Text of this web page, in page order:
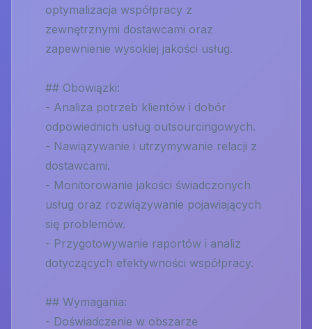
optymalizacja współpracy z
zewnętrznymi dostawcami oraz
zapewnienie wysokiej jakości usług.
## Obowiązki:
- Analiza potrzeb klientów i dobór
odpowiednich usług outsourcingowych.
- Nawiązywanie i utrzymywanie relacji z
dostawcami.
- Monitorowanie jakości świadczonych
usług oraz rozwiązywanie pojawiających
się problemów.
- Przygotowywanie raportów i analiz
dotyczących efektywności współpracy.
## Wymagania:
- Doświadczenie w obszarze